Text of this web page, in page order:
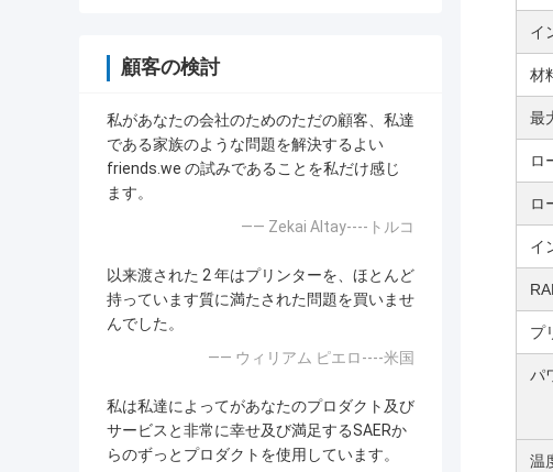
顧客の検討
私があなたの会社のためのただの顧客、私達
である家族のような問題を解決するよい
friends.we の試みであることを私だけ感じ
ます。
—— Zekai Altay----トルコ
以来渡された 2 年はプリンターを、ほとんど
持っています質に満たされた問題を買いませ
んでした。
—— ウィリアム ピエロ----米国
私は私達によってがあなたのプロダクト及び
サービスと非常に幸せ及び満足するSAERか
らのずっとプロダクトを使用しています。
イ
材
最
ロ
ロ
イ
プ
パ
温